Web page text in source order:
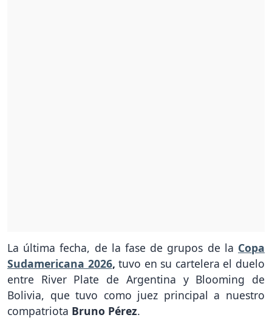
La última fecha, de la fase de grupos de la Copa
Sudamericana 2026, tuvo en su cartelera el duelo
entre River Plate de Argentina y Blooming de
Bolivia, que tuvo como juez principal a nuestro
compatriota Bruno Pérez.